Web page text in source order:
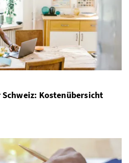
Kostenübersicht